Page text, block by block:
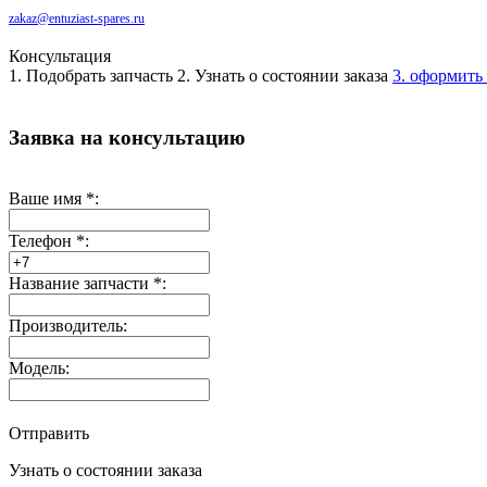
zakaz@entuziast-spares.ru
Консультация
1. Подобрать запчасть 2. Узнать о состоянии заказа 3. оформить
Заявка на консультацию
Ваше имя *:
Телефон *:
Название запчасти *:
Производитель:
Модель:
Отправить
Узнать о состоянии заказа